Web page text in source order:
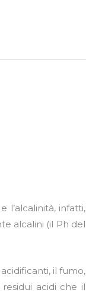
l’alcalinità, infatti,
alcalini (il Ph del
il fumo,
acidi che il